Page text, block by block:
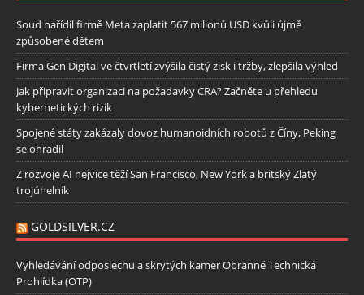
Soud nařídil firmě Meta zaplatit 567 milionů USD kvůli újmě
způsobené dětem
Firma Gen Digital ve čtvrtletí zvýšila čistý zisk i tržby, zlepšila výhled
Jak připravit organizaci na požadavky CRA? Začněte u přehledu
kybernetických rizik
Spojené státy zakázaly dovoz humanoidních robotů z Číny, Peking
se ohradil
Z rozvoje AI nejvíce těží San Francisco, New York a britský Zlatý
trojúhelník
GOLDSILVER.CZ
Vyhledávání odposlechu a skrytých kamer Obranně Technická
Prohlídka (OTP)